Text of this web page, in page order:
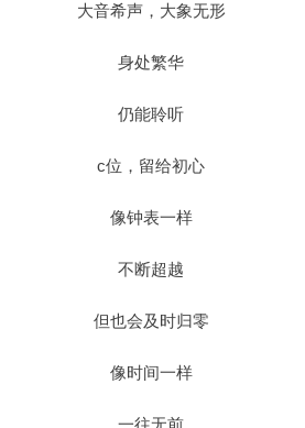
大音希声，大象无形
身处繁华
仍能聆听
c位，留给初心
像钟表一样
不断超越
但也会及时归零
像时间一样
一往无前